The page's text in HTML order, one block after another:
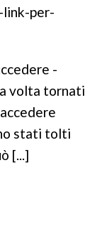
per-
-
volta tornati
stati tolti
[...]